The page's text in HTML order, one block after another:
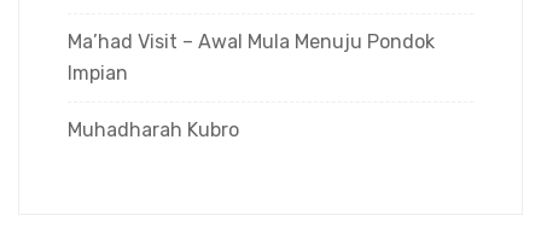
Ma’had Visit – Awal Mula Menuju Pondok
Impian
Muhadharah Kubro